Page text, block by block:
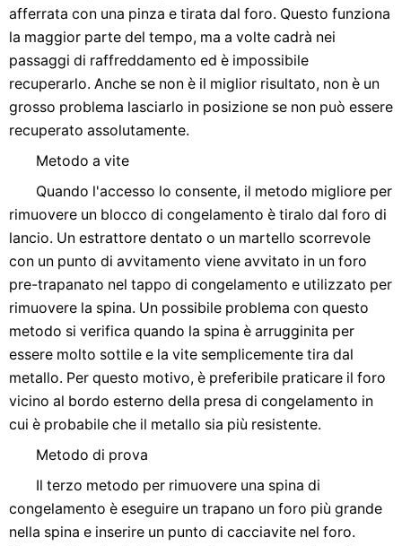
afferrata con una pinza e tirata dal foro. Questo funziona
la maggior parte del tempo, ma a volte cadrà nei
passaggi di raffreddamento ed è impossibile
recuperarlo. Anche se non è il miglior risultato, non è un
grosso problema lasciarlo in posizione se non può essere
recuperato assolutamente.
Metodo a vite
Quando l'accesso lo consente, il metodo migliore per
rimuovere un blocco di congelamento è tiralo dal foro di
lancio. Un estrattore dentato o un martello scorrevole
con un punto di avvitamento viene avvitato in un foro
pre-trapanato nel tappo di congelamento e utilizzato per
rimuovere la spina. Un possibile problema con questo
metodo si verifica quando la spina è arrugginita per
essere molto sottile e la vite semplicemente tira dal
metallo. Per questo motivo, è preferibile praticare il foro
vicino al bordo esterno della presa di congelamento in
cui è probabile che il metallo sia più resistente.
Metodo di prova
Il terzo metodo per rimuovere una spina di
congelamento è eseguire un trapano un foro più grande
nella spina e inserire un punto di cacciavite nel foro.